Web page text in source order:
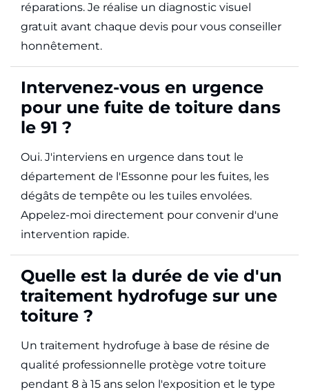
réparations. Je réalise un diagnostic visuel
gratuit avant chaque devis pour vous conseiller
honnêtement.
Intervenez-vous en urgence
pour une fuite de toiture dans
le 91 ?
Oui. J'interviens en urgence dans tout le
département de l'Essonne pour les fuites, les
dégâts de tempête ou les tuiles envolées.
Appelez-moi directement pour convenir d'une
intervention rapide.
Quelle est la durée de vie d'un
traitement hydrofuge sur une
toiture ?
Un traitement hydrofuge à base de résine de
qualité professionnelle protège votre toiture
pendant 8 à 15 ans selon l'exposition et le type